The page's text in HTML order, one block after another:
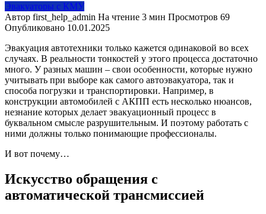
Эвакуаторы с КМУ
Автор first_help_admin На чтение 3 мин Просмотров 69
Опубликовано 10.01.2025
Эвакуация автотехники только кажется одинаковой во всех
случаях. В реальности тонкостей у этого процесса достаточно
много. У разных машин – свои особенности, которые нужно
учитывать при выборе как самого автоэвакуатора, так и
способа погрузки и транспортировки. Например, в
конструкции автомобилей с АКПП есть несколько нюансов,
незнание которых делает эвакуационный процесс в
буквальном смысле разрушительным. И поэтому работать с
ними должны только понимающие профессионалы.
И вот почему…
Искусство обращения с
автоматической трансмиссией